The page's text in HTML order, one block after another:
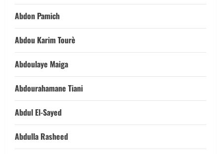
Abdon Pamich
Abdou Karim Tourè
Abdoulaye Maiga
Abdourahamane Tiani
Abdul El-Sayed
Abdulla Rasheed